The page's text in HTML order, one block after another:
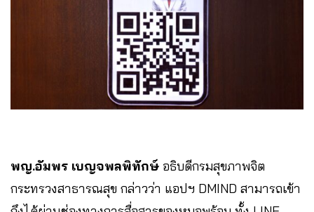
พญ.อัมพร เบญจพลพิทักษ์ อธิบดีกรมสุขภาพจิต
กระทรวงสาธารณสุข กล่าวว่า แอปฯ DMIND สามารถเข้า